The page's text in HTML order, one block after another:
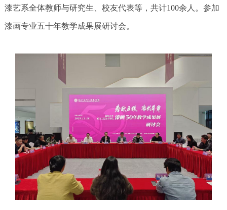
漆艺系全体教师与研究生、校友代表等，共计100余人。参加
漆画专业五十年教学成果展研讨会。